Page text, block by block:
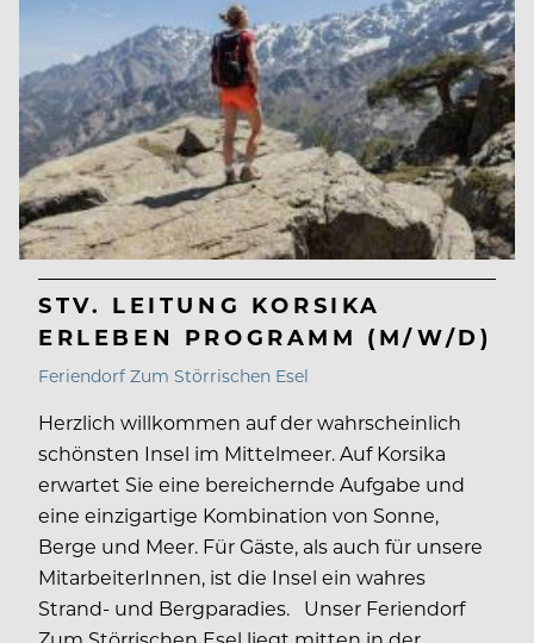
STV. LEITUNG KORSIKA
ERLEBEN PROGRAMM (M/W/D)
Feriendorf Zum Störrischen Esel
Herzlich willkommen auf der wahrscheinlich
schönsten Insel im Mittelmeer. Auf Korsika
erwartet Sie eine bereichernde Aufgabe und
eine einzigartige Kombination von Sonne,
Berge und Meer. Für Gäste, als auch für unsere
MitarbeiterInnen, ist die Insel ein wahres
Strand- und Bergparadies. Unser Feriendorf